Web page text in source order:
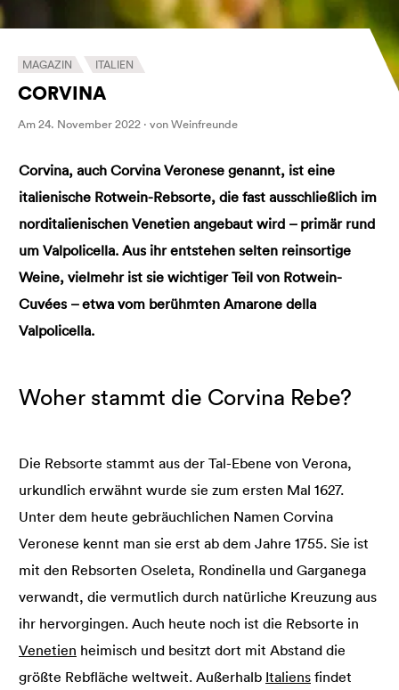
MAGAZIN ITALIEN
CORVINA
Am 24. November 2022 · von Weinfreunde
Corvina, auch Corvina Veronese genannt, ist eine
italienische Rotwein-Rebsorte, die fast ausschließlich im
norditalienischen Venetien angebaut wird – primär rund
um Valpolicella. Aus ihr entstehen selten reinsortige
Weine, vielmehr ist sie wichtiger Teil von Rotwein-
Cuvées – etwa vom berühmten Amarone della
Valpolicella.
Woher stammt die Corvina Rebe?
Die Rebsorte stammt aus der Tal-Ebene von Verona,
urkundlich erwähnt wurde sie zum ersten Mal 1627.
Unter dem heute gebräuchlichen Namen Corvina
Veronese kennt man sie erst ab dem Jahre 1755. Sie ist
mit den Rebsorten Oseleta, Rondinella und Garganega
verwandt, die vermutlich durch natürliche Kreuzung aus
ihr hervorgingen. Auch heute noch ist die Rebsorte in
Venetien heimisch und besitzt dort mit Abstand die
größte Rebfläche weltweit. Außerhalb Italiens findet